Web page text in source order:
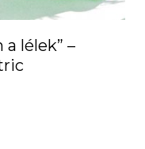
lélek” –